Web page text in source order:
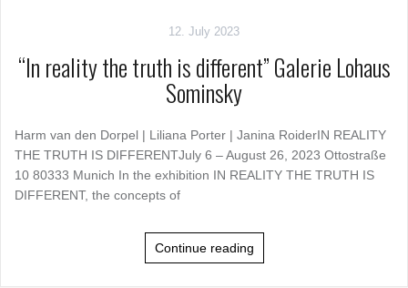
12. July 2023
“In reality the truth is different” Galerie Lohaus
Sominsky
Harm van den Dorpel | Liliana Porter | Janina RoiderIN REALITY
THE TRUTH IS DIFFERENTJuly 6 – August 26, 2023 Ottostraße
10 80333 Munich In the exhibition IN REALITY THE TRUTH IS
DIFFERENT, the concepts of
Continue reading